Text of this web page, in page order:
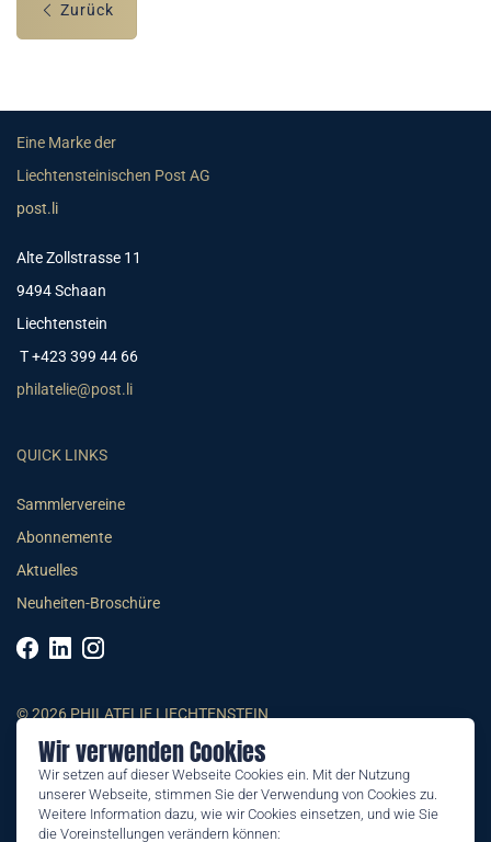
Wir verwenden Cookies
Wir setzen auf dieser Webseite Cookies ein. Mit der Nutzung
unserer Webseite, stimmen Sie der Verwendung von Cookies zu.
Weitere Information dazu, wie wir Cookies einsetzen, und wie Sie
die Voreinstellungen verändern können:
Zurück
Eine Marke der
Liechtensteinischen Post AG
post.li
Alte Zollstrasse 11
9494 Schaan
Liechtenstein
T +423 399 44 66
philatelie@post.li
QUICK LINKS
Sammlervereine
Abonnemente
Aktuelles
Neuheiten-Broschüre
© 2026 PHILATELIE LIECHTENSTEIN
AGB
Impressum
Datenschutzerklärung